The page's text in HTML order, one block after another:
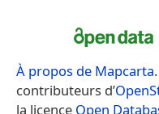
À propos de Mapcarta
contributeurs d’
la licence Open